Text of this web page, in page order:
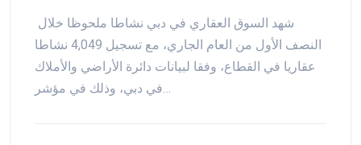
النصف الأول من العام الجاري، مع تسجيل 4,049 نشاطا
عقاريا في القطاع، وفقا لبيانات دائرة الأراضي والأملاك
في دبي، وذلك في مؤشر…